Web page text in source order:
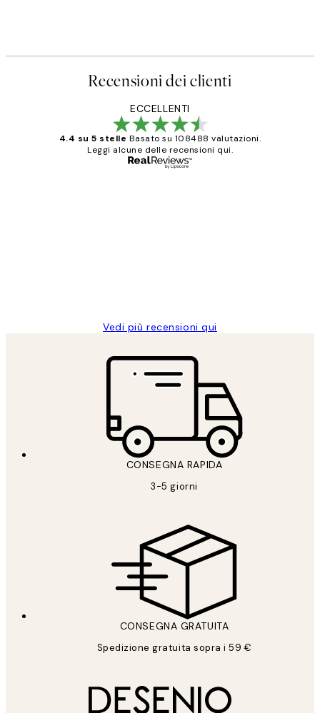
Recensioni dei clienti
ECCELLENTI
4.4 su 5 stelle Basato su 108488 valutazioni.
Leggi alcune delle recensioni qui.
Vedi più recensioni qui
CONSEGNA RAPIDA
3-5 giorni
CONSEGNA GRATUITA
Spedizione gratuita sopra i 59 €